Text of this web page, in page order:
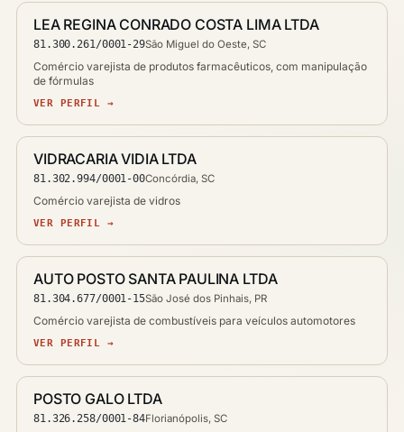
LEA REGINA CONRADO COSTA LIMA LTDA
81.300.261/0001-29São Miguel do Oeste, SC
Comércio varejista de produtos farmacêuticos, com manipulação
de fórmulas
VER PERFIL →
VIDRACARIA VIDIA LTDA
81.302.994/0001-00Concórdia, SC
Comércio varejista de vidros
VER PERFIL →
AUTO POSTO SANTA PAULINA LTDA
81.304.677/0001-15São José dos Pinhais, PR
Comércio varejista de combustíveis para veículos automotores
VER PERFIL →
POSTO GALO LTDA
81.326.258/0001-84Florianópolis, SC